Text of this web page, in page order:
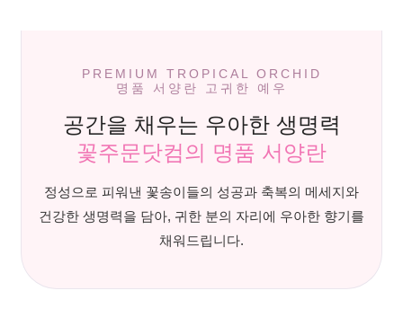
PREMIUM TROPICAL ORCHID
명품 서양란 고귀한 예우
공간을 채우는 우아한 생명력
꽃주문닷컴의 명품 서양란
정성으로 피워낸 꽃송이들의 성공과 축복의 메세지와
건강한 생명력을 담아, 귀한 분의 자리에 우아한 향기를
채워드립니다.